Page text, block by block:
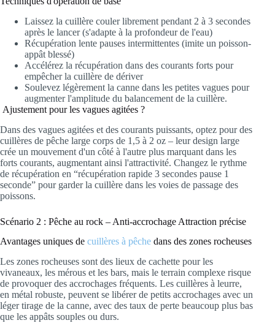
Laissez la cuillère couler librement pendant 2 à 3 secondes
après le lancer (s'adapte à la profondeur de l'eau)
Récupération lente pauses intermittentes (imite un poisson-
appât blessé)
Accélérez la récupération dans des courants forts pour
empêcher la cuillère de dériver
Soulevez légèrement la canne dans les petites vagues pour
augmenter l'amplitude du balancement de la cuillère.
Ajustement pour les vagues agitées ?
Dans des vagues agitées et des courants puissants, optez pour des
cuillères de pêche large corps de 1,5 à 2 oz – leur design large
crée un mouvement d'un côté à l'autre plus marquant dans les
forts courants, augmentant ainsi l'attractivité. Changez le rythme
de récupération en “récupération rapide 3 secondes pause 1
seconde” pour garder la cuillère dans les voies de passage des
poissons.
Scénario 2 : Pêche au rock – Anti-accrochage Attraction précise
Avantages uniques de cuillères à pêche dans des zones rocheuses
Les zones rocheuses sont des lieux de cachette pour les
vivaneaux, les mérous et les bars, mais le terrain complexe risque
de provoquer des accrochages fréquents. Les cuillères à leurre,
en métal robuste, peuvent se libérer de petits accrochages avec un
léger tirage de la canne, avec des taux de perte beaucoup plus bas
que les appâts souples ou durs.